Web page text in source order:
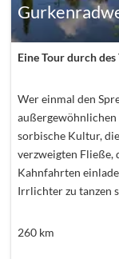
Eine Tour durch
Wer einmal den
außergewöhnlichen
sorbische Kultur,
verzweigten
Kahnfahrten
Irrlichter zu tanzen
260km